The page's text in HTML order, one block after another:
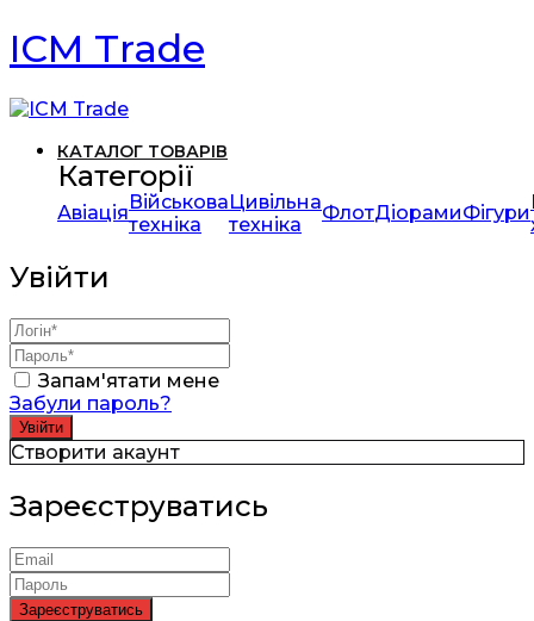
ICM Trade
КАТАЛОГ ТОВАРІВ
Категорії
АвіаціяВійськова
техніка
Цивільна
техніка
ФлотДіорамиФігури
Увійти
Запам'ятати мене
Забули пароль?
Створити акаунт
Зареєструватись